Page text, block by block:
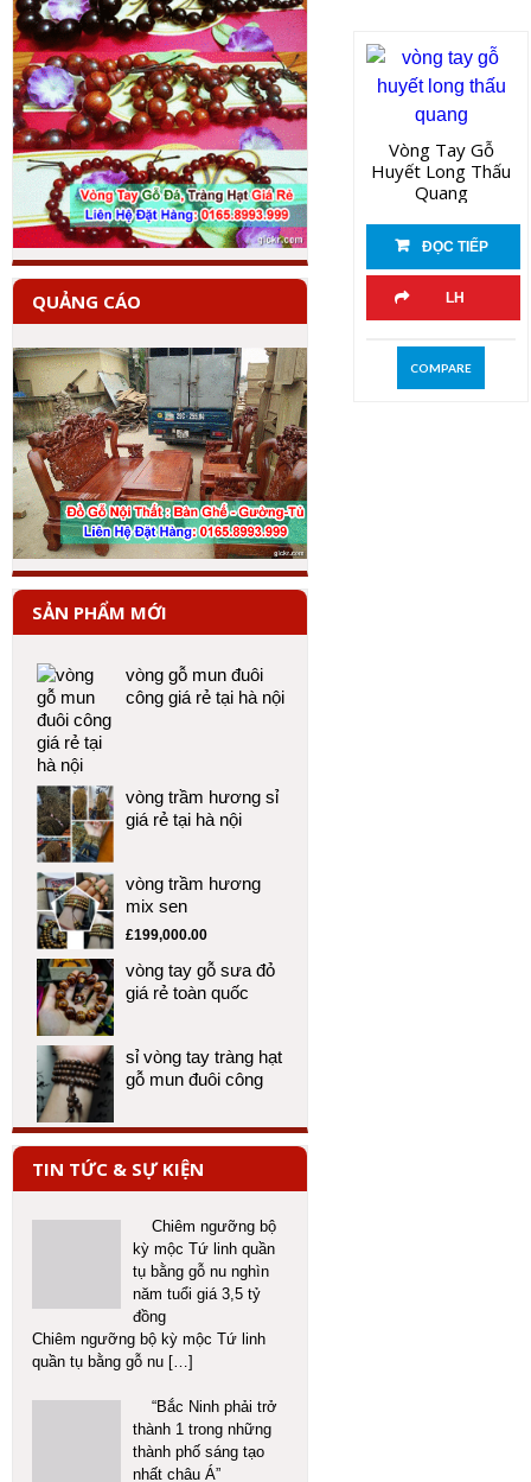
Vòng Tay Gỗ
Huyết Long Thấu
Quang
ĐỌC TIẾP
LH
COMPARE
QUẢNG CÁO
SẢN PHẨM MỚI
vòng gỗ mun đuôi
công giá rẻ tại hà nội
vòng trầm hương sỉ
giá rẻ tại hà nội
vòng trầm hương
mix sen
£199,000.00
vòng tay gỗ sưa đỏ
giá rẻ toàn quốc
sỉ vòng tay tràng hạt
gỗ mun đuôi công
TIN TỨC & SỰ KIỆN
Chiêm ngưỡng bộ
kỳ mộc Tứ linh quần
tụ bằng gỗ nu nghìn
năm tuổi giá 3,5 tỷ
đồng
Chiêm ngưỡng bộ kỳ mộc Tứ linh
quần tụ bằng gỗ nu […]
“Bắc Ninh phải trở
thành 1 trong những
thành phố sáng tạo
nhất châu Á”